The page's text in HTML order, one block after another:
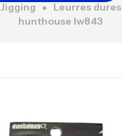
Jigging Leurres dures
hunthouse lw843